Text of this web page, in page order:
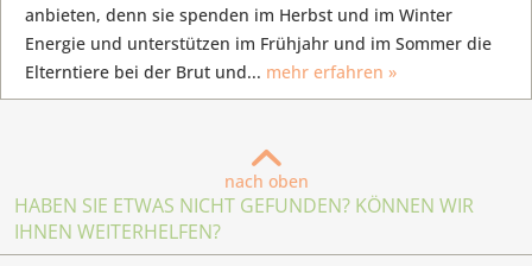
anbieten, denn sie spenden im Herbst und im Winter
Energie und unterstützen im Frühjahr und im Sommer die
Elterntiere bei der Brut und... mehr erfahren »
nach oben
HABEN SIE ETWAS NICHT GEFUNDEN? KÖNNEN WIR
IHNEN WEITERHELFEN?